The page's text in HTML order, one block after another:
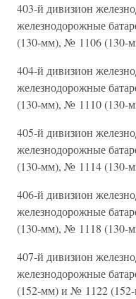
403-й дивизион
железнодорожные
(130-мм), № 1106 (130-
404-й дивизион
железнодорожные
(130-мм), № 1110 (130-
405-й дивизион
железнодорожные
(130-мм), № 1114 (130-
406-й дивизион
железнодорожные
(130-мм), № 1118 (130-
407-й дивизион
железнодорожные
(152-мм) и № 1122